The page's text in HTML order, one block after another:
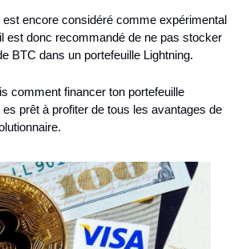
est encore considéré comme expérimental
est donc recommandé de ne pas stocker
BTC dans un portefeuille Lightning.
comment financer ton portefeuille
prêt à profiter de tous les avantages de